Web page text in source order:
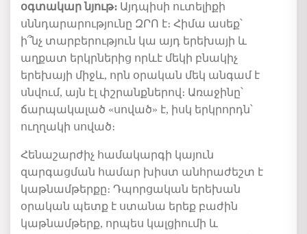
օգտակար նյութ։ Այդպիսի ուտելիքի
սննդարարությունը ԶՐՈ է։ Հիմա ասեք՝
ի՞նչ տարբերություն կա այդ երեխայի և
աղքատ երկրներից որևէ մեկի բնակիչ
երեխայի միջև, որն օրական մեկ անգամ է
սնվում, այն էլ փշրանքներով։ Առաջինը՝
ճարպակալած «սոված» է, իսկ երկրորդն՝
ուղղակի սոված։
Հենաշարժիչ համակարգի կայուն
զարգացման համար խիստ անհրաժեշտ է
կաթնամթերքը։ Դպորցական երեխան
օրական պետք է ստանա երեք բաժին
կաթնամթերք, որպես կալցիումի և